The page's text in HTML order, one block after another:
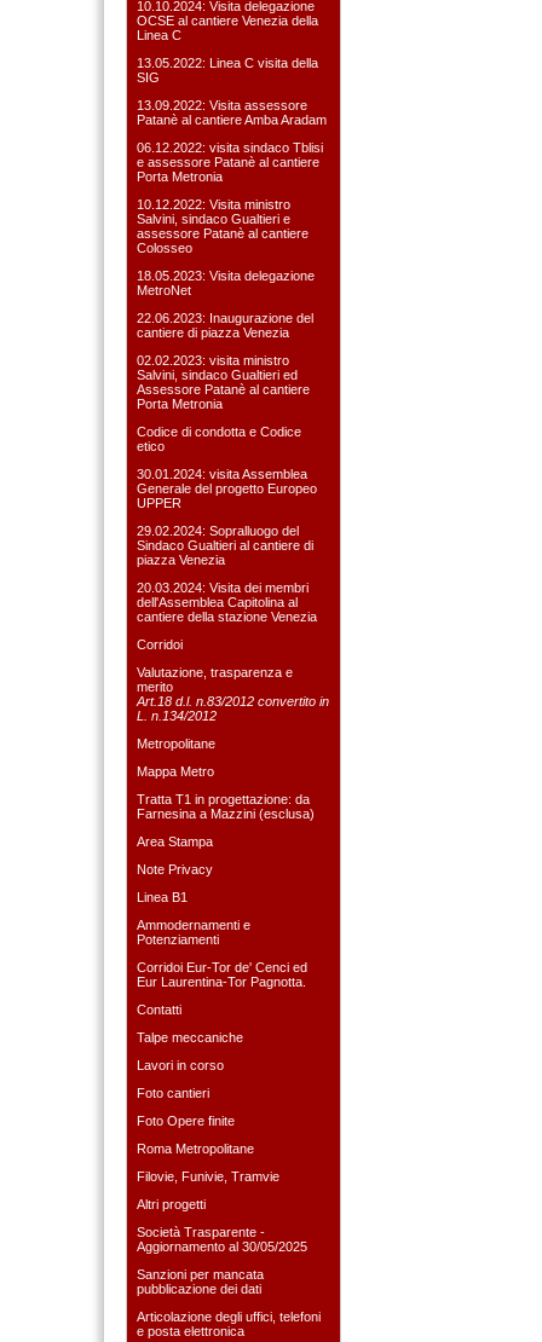
10.10.2024: Visita delegazione
OCSE al cantiere Venezia della
Linea C
13.05.2022: Linea C visita della
SIG
13.09.2022: Visita assessore
Patanè al cantiere Amba Aradam
06.12.2022: visita sindaco Tblisi
e assessore Patanè al cantiere
Porta Metronia
10.12.2022: Visita ministro
Salvini, sindaco Gualtieri e
assessore Patanè al cantiere
Colosseo
18.05.2023: Visita delegazione
MetroNet
22.06.2023: Inaugurazione del
cantiere di piazza Venezia
02.02.2023: visita ministro
Salvini, sindaco Gualtieri ed
Assessore Patanè al cantiere
Porta Metronia
Codice di condotta e Codice
etico
30.01.2024: visita Assemblea
Generale del progetto Europeo
UPPER
29.02.2024: Sopralluogo del
Sindaco Gualtieri al cantiere di
piazza Venezia
20.03.2024: Visita dei membri
dell'Assemblea Capitolina al
cantiere della stazione Venezia
Corridoi
Valutazione, trasparenza e
merito
Art.18 d.l. n.83/2012 convertito in
L. n.134/2012
Metropolitane
Mappa Metro
Tratta T1 in progettazione: da
Farnesina a Mazzini (esclusa)
Area Stampa
Note Privacy
Linea B1
Ammodernamenti e
Potenziamenti
Corridoi Eur-Tor de' Cenci ed
Eur Laurentina-Tor Pagnotta.
Contatti
Talpe meccaniche
Lavori in corso
Foto cantieri
Foto Opere finite
Roma Metropolitane
Filovie, Funivie, Tramvie
Altri progetti
Società Trasparente -
Aggiornamento al 30/05/2025
Sanzioni per mancata
pubblicazione dei dati
Articolazione degli uffici, telefoni
e posta elettronica